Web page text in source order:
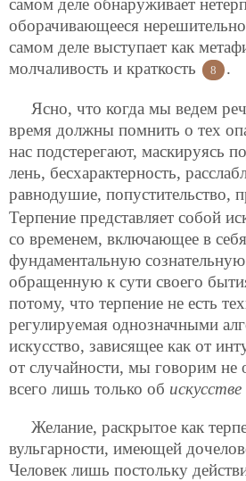
самом деле обнаруживает
оборачивающееся
самом деле выступает как
молчаливость и краткость
8 .
Ясно, что когда мы ведем
время должны помнить о тех
нас подстерегают, маскируясь
лень, бесхарактерность,
равнодушие, попустительство,
Терпение представляет собой
со временем, включающее в
фундаментальную
обращенную к сути своего
потому, что терпение не есть
регулируемая однозначными
искусство, зависящее как от
от случайности, мы говорим не
всего лишь только об
Желание, раскрытое как
вульгарности, имеющей
Человек лишь постольку